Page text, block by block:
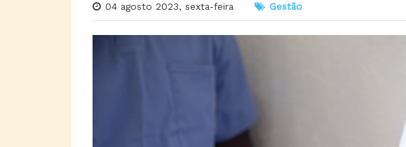
04 agosto 2023, sexta-feira Gestão